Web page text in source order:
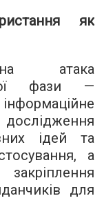
як
атака
фази —
ідей та
а
для